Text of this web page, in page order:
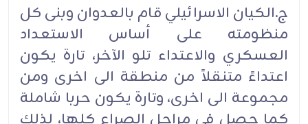
ج.الكيان الاسرائيلي قام بالعدوان وبنى كل
منظومته على أساس الاستعداد
العسكري والاعتداء تلو الآخر، تارة يكون
اعتداءً متنقلاً من منطقة الى اخرى ومن
مجموعة الى اخرى، وتارة يكون حربا شاملة